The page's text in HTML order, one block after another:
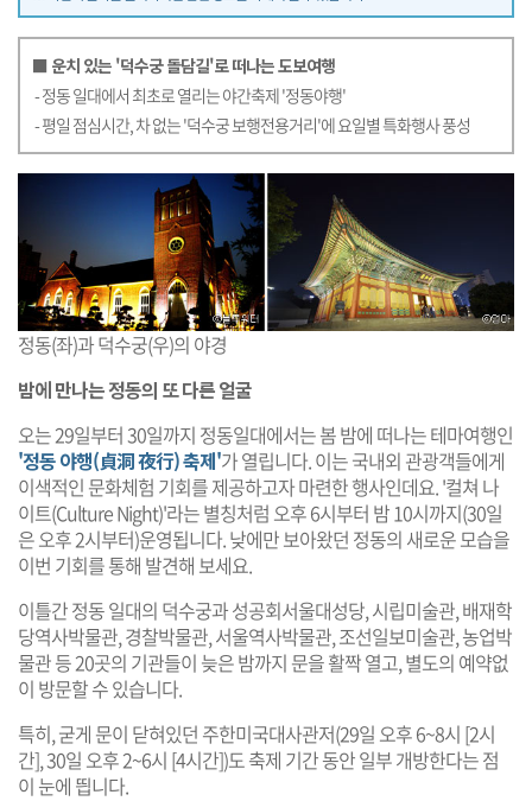
■ 운치 있는 '덕수궁 돌담길'로 떠나는 도보여행
- 정동 일대에서 최초로 열리는 야간축제 '정동야행'
- 평일 점심시간, 차 없는 '덕수궁 보행전용거리'에 요일별 특화행사 풍성
정동(좌)과 덕수궁(우)의 야경
밤에 만나는 정동의 또 다른 얼굴
오는 29일부터 30일까지 정동일대에서는 봄 밤에 떠나는 테마여행인
'정동 야행(貞洞 夜行) 축제'가 열립니다. 이는 국내외 관광객들에게
이색적인 문화체험 기회를 제공하고자 마련한 행사인데요. '컬쳐 나
이트(Culture Night)'라는 별칭처럼 오후 6시부터 밤 10시까지(30일
은 오후 2시부터)운영됩니다. 낮에만 보아왔던 정동의 새로운 모습을
이번 기회를 통해 발견해 보세요.
이틀간 정동 일대의 덕수궁과 성공회서울대성당, 시립미술관, 배재학
당역사박물관, 경찰박물관, 서울역사박물관, 조선일보미술관, 농업박
물관 등 20곳의 기관들이 늦은 밤까지 문을 활짝 열고, 별도의 예약없
이 방문할 수 있습니다.
특히, 굳게 문이 닫혀있던 주한미국대사관저(29일 오후 6~8시 [2시
간], 30일 오후 2~6시 [4시간])도 축제 기간 동안 일부 개방한다는 점
이 눈에 띕니다.